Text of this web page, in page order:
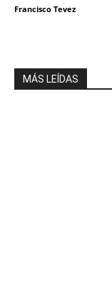
Francisco Tevez
MÁS LEÍDAS